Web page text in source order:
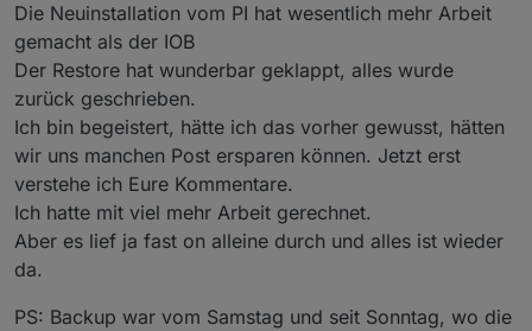
Die Neuinstallation vom PI hat wesentlich mehr Arbeit
gemacht als der IOB
Der Restore hat wunderbar geklappt, alles wurde
zurück geschrieben.
Ich bin begeistert, hätte ich das vorher gewusst, hätten
wir uns manchen Post ersparen können. Jetzt erst
verstehe ich Eure Kommentare.
Ich hatte mit viel mehr Arbeit gerechnet.
Aber es lief ja fast on alleine durch und alles ist wieder
da.
PS: Backup war vom Samstag und seit Sonntag, wo die